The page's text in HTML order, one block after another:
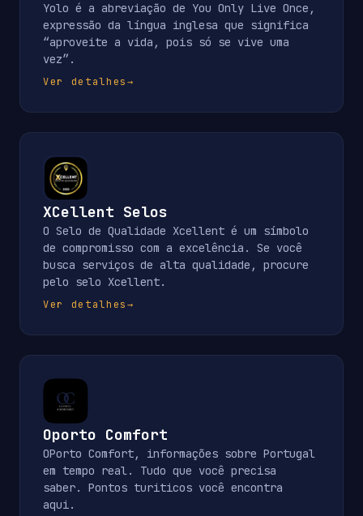
Yolo é a abreviação de You Only Live Once,
expressão da língua inglesa que significa
“aproveite a vida, pois só se vive uma
vez”.
Ver detalhes→
XCellent Selos
O Selo de Qualidade Xcellent é um símbolo
de compromisso com a excelência. Se você
busca serviços de alta qualidade, procure
pelo selo Xcellent.
Ver detalhes→
Oporto Comfort
OPorto Comfort, informações sobre Portugal
em tempo real. Tudo que você precisa
saber. Pontos turiticos você encontra
aqui.